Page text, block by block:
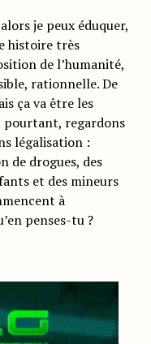
je peux éduquer,
histoire très
de l’humanité,
rationnelle. De
ça va être les
pourtant, regardons
légalisation :
de drogues, des
et des mineurs
à
penses-tu ?